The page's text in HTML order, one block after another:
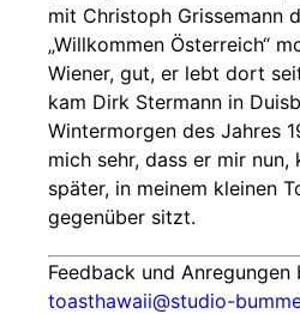
mit Christoph Grissemann
„Willkommen Österreich“
Wiener, gut, er lebt dort
kam Dirk Stermann in
Wintermorgen des Jahres
mich sehr, dass er mir nun,
später, in meinem kleinen
gegenüber sitzt.
Feedback und Anregungen
toasthawaii@studio-